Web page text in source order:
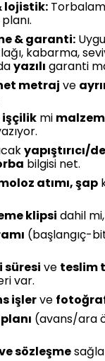
lojistik:
& garanti:
kabarma,
yazılı garanti
metraj ve
işçilik mi
yapıştırıcı/
bilgisi net.
atımı, şap
klipsi dahil
(başlangıç-
süresi ve teslim
var.
işlerve
(avans/ara
sözleşme